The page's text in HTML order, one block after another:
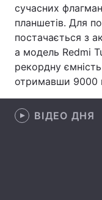
Лонгріди
Відео з Youtube
Інтерв'ю
сучасних
планшетів. Для
постачається з
а модель Redmi
рекордну
отримавши 9000
ВІДЕО ДНЯ